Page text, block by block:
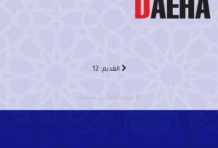
القديم: 12
لا يوجد مقالات جديدة